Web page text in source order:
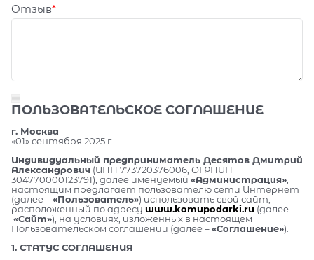
Отзыв
ПОЛЬЗОВАТЕЛЬСКОЕ СОГЛАШЕНИЕ
г. Москва
«01» сентября 2025 г.
Индивидуальный предприниматель Десятов Дмитрий
Александрович (ИНН 773720376006, ОГРНИП
304770000123791), далее именуемый «Администрация»
настоящим предлагает пользователю сети Интернет
(далее –«Пользователь») использовать свой сайт,
расположенный по адресу www.komupodarki.ru (далее –
«Сайт»), на условиях, изложенных в настоящем
Пользовательском соглашении (далее –«Соглашение»).
1. СТАТУС СОГЛАШЕНИЯ